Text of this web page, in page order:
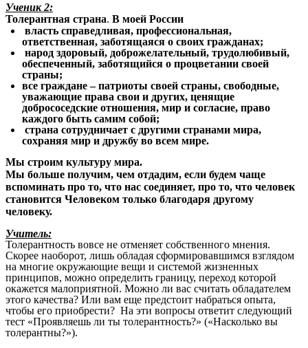
Ученик 2:
Толерантная страна. В моей России
власть справедливая, профессиональная,
ответственная, заботящаяся о своих гражданах;
народ здоровый, доброжелательный, трудолюбивый,
обеспеченный, заботящийся о процветании своей
страны;
все граждане – патриоты своей страны, свободные,
уважающие права свои и других, ценящие
добрососедские отношения, мир и согласие, право
каждого быть самим собой;
страна сотрудничает с другими странами мира,
сохраняя мир и дружбу во всем мире.
Мы строим культуру мира.
Мы больше получим, чем отдадим, если будем чаще
вспоминать про то, что нас соединяет, про то, что человек
становится Человеком только благодаря другому
человеку.
Учитель:
Толерантность вовсе не отменяет собственного мнения.
Скорее наоборот, лишь обладая сформировавшимся взглядом
на многие окружающие вещи и системой жизненных
принципов, можно определить границу, переход которой
окажется малоприятной. Можно ли вас считать обладателем
этого качества? Или вам еще предстоит набраться опыта,
чтобы его приобрести? На эти вопросы ответит следующий
тест «Проявляешь ли ты толерантность?» («Насколько вы
толерантны?»).